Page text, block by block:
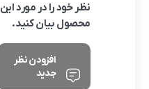
نظر خود را در مورد این
محصول بیان کنید.
افزودن نظر
جدید